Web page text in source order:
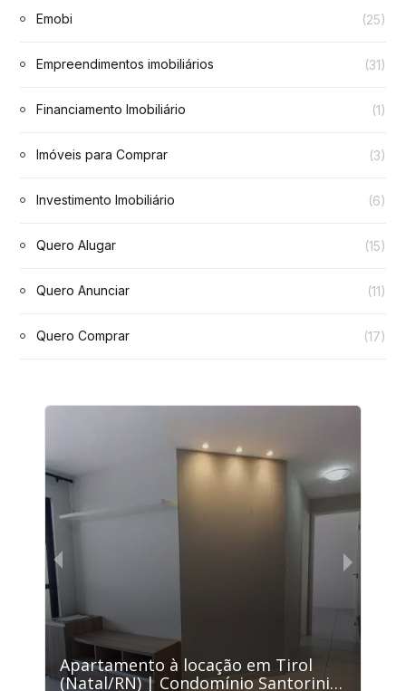
Emobi (25)
Empreendimentos imobiliários (31)
Financiamento Imobiliário (1)
Imóveis para Comprar (3)
Investimento Imobiliário (6)
Quero Alugar (15)
Quero Anunciar (11)
Quero Comprar (17)